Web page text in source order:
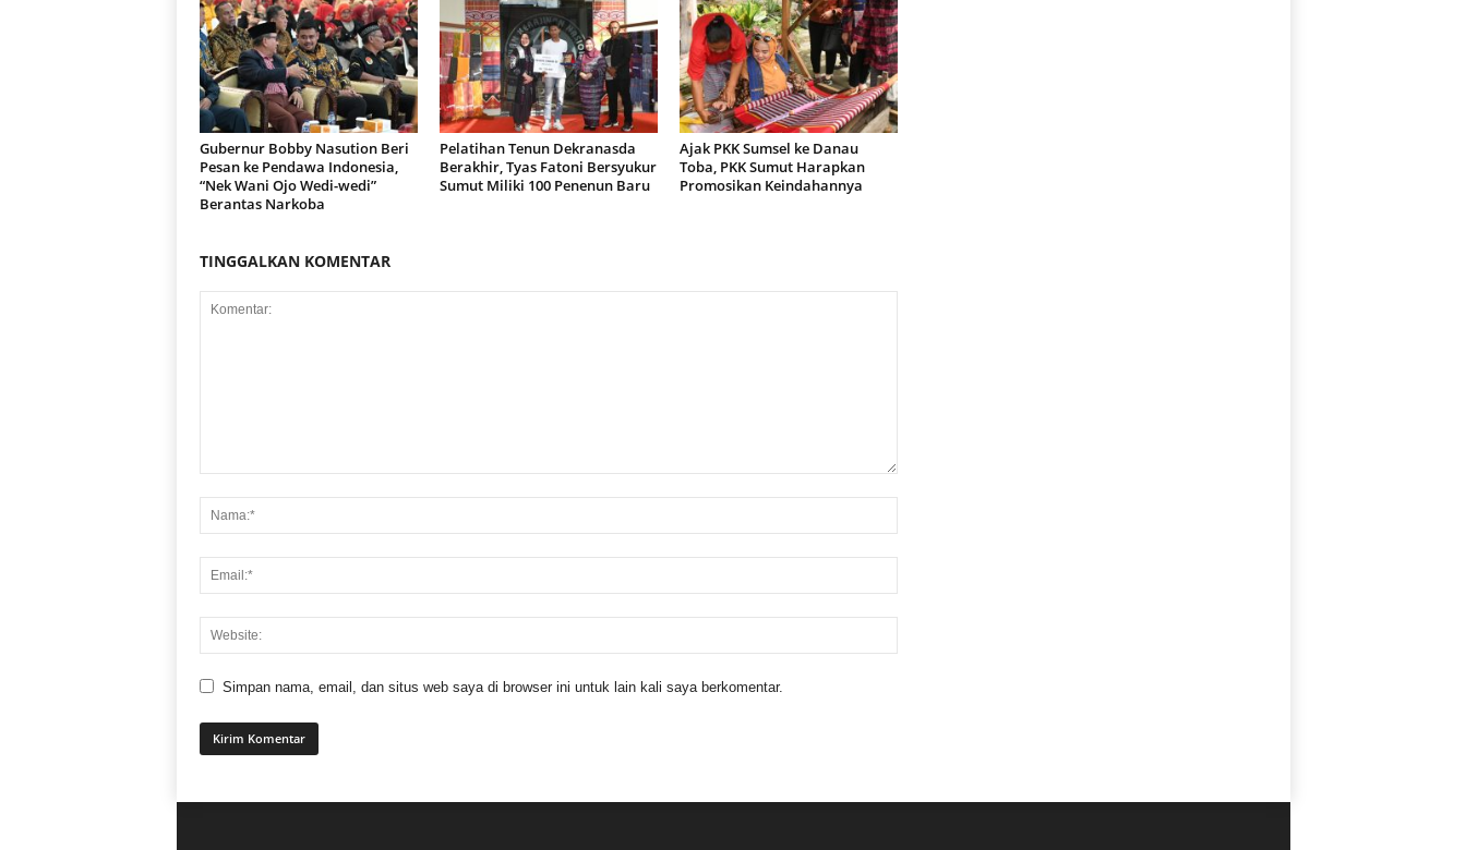
Gubernur Bobby Nasution Beri
Pesan ke Pendawa Indonesia,
“Nek Wani Ojo Wedi-wedi”
Berantas Narkoba
Pelatihan Tenun Dekranasda
Berakhir, Tyas Fatoni Bersyukur
Sumut Miliki 100 Penenun Baru
Ajak PKK Sumsel ke Danau
Toba, PKK Sumut Harapkan
Promosikan Keindahannya
TINGGALKAN KOMENTAR
Simpan nama, email, dan situs web saya di browser ini untuk lain kali saya berkomentar.